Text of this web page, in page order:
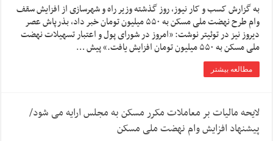
به گزارش کسب و کار نیوز، روز گذشته وزیر راه و شهرسازی از افزایش سقف
وام طرح نهضت ملی مسکن به ۵۵۰ میلیون تومان خبر داد، بذرپاش عصر
دیروز نیز در توئیتر نوشت: «امروز در شورای پول و اعتبار تسهیلات نهضت
ملی مسکن به ۵۵۰ میلیون تومان افزایش یافت.» پیش …
مطالعه بیشتر
لایحه مالیات بر معاملات مکرر مسکن به مجلس ارایه می شود/
پیشنهاد افزایش وام نهضت ملی مسکن